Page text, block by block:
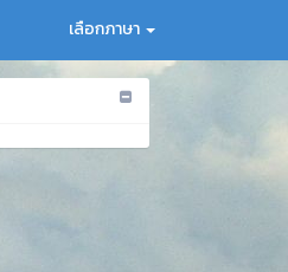
เลือกภาษา